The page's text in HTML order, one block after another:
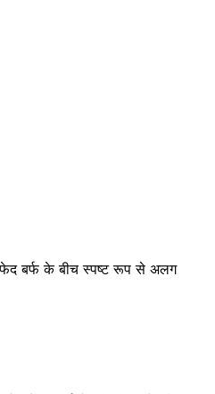
बर्फ के बीच स्पष्ट रूप से अलग